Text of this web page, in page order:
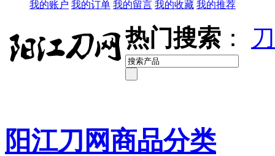
我的账户 我的订单 我的留言 我的收藏 我的推荐
热门搜索 ：
阳江刀网商品分类